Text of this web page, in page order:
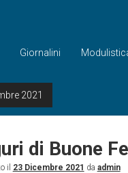
Giornalini
2021
di Buone
il 23 Dicembre 2021 da admin